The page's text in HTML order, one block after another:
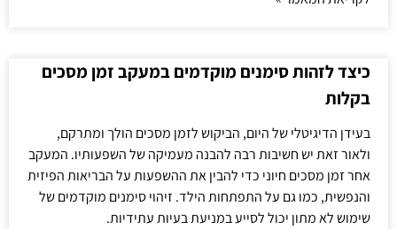
כיצד לזהות סימנים מוקדמים במעקב זמן מסכים
בקלות
בעידן הדיגיטלי של היום, הביקוש לזמן מסכים הולך ומתרקם,
ולאור זאת יש חשיבות רבה להבנה מעמיקה של השפעותיו. המעקב
אחר זמן מסכים חיוני כדי להבין את ההשפעות על הבריאות הפיזית
והנפשית, כמו גם על התפתחות הילד. זיהוי סימנים מוקדמים של
שימוש לא מתון יכול לסייע במניעת בעיות עתידיות.